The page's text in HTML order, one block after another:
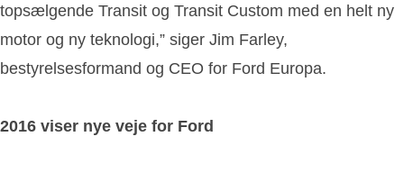
topsælgende Transit og Transit Custom med en helt ny
motor og ny teknologi,” siger Jim Farley,
bestyrelsesformand og CEO for Ford Europa.
2016 viser nye veje for Ford